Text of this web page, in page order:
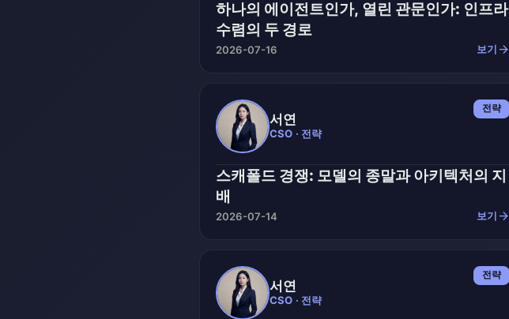
하나의 에이전트인가, 열린 관문인가: 인프라
수렴의 두 경로
2026-07-16 보기 arrow_forward
서연
CSO · 전략
전략
스캐폴드 경쟁: 모델의 종말과 아키텍처의 지
배
2026-07-14 보기 arrow_forward
서연
CSO · 전략
전략